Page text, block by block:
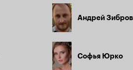
Андрей Зибров
Софья Юрко